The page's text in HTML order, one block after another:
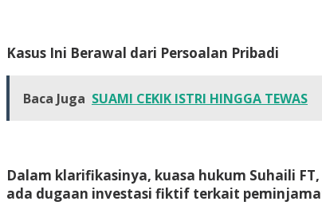
Kasus Ini Berawal dari Persoalan Pribadi
Baca Juga SUAMI CEKIK ISTRI HINGGA TEWAS
Dalam klarifikasinya, kuasa hukum Suhaili
ada dugaan investasi fiktif terkait